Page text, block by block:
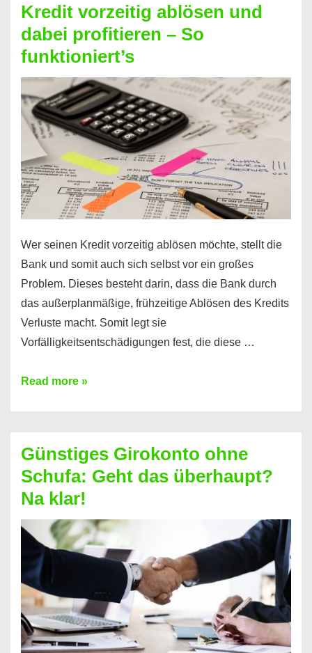
Kredit
berechnen
–
Mit
diesen
Regeln!
Kredit vorzeitig ablösen und
dabei profitieren – So
funktioniert’s
Wer seinen Kredit vorzeitig ablösen möchte, stellt die
Bank und somit auch sich selbst vor ein großes
Problem. Dieses besteht darin, dass die Bank durch
das außerplanmäßige, frühzeitige Ablösen des Kredits
Verluste macht. Somit legt sie
Vorfälligkeitsentschädigungen fest, die diese …
Kredit
dabei
profitieren
–
So
funktioniert’s
Read more »
Günstiges Girokonto ohne
Schufa: Geht das überhaupt?
Na klar!